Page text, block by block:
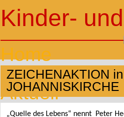
Kinder-
Home
Wir über uns
Aktuell
Kurse
ZEICHENAKTION
JOHANNISKIRCHE
„Quelle des Lebens“ nennt Peter